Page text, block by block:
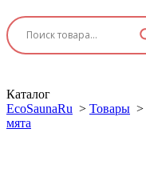
Каталог
EcoSaunaRu > Товары >
мята